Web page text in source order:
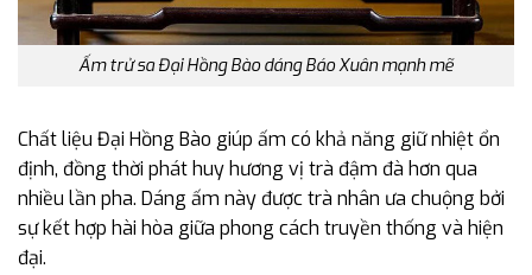
Ấm trử sa Đại Hồng Bào dáng Báo Xuân mạnh mẽ
Chất liệu Đại Hồng Bào giúp ấm có khả năng giữ nhiệt ổn
định, đồng thời phát huy hương vị trà đậm đà hơn qua
nhiều lần pha. Dáng ấm này được trà nhân ưa chuộng bởi
sự kết hợp hài hòa giữa phong cách truyền thống và hiện
đại.